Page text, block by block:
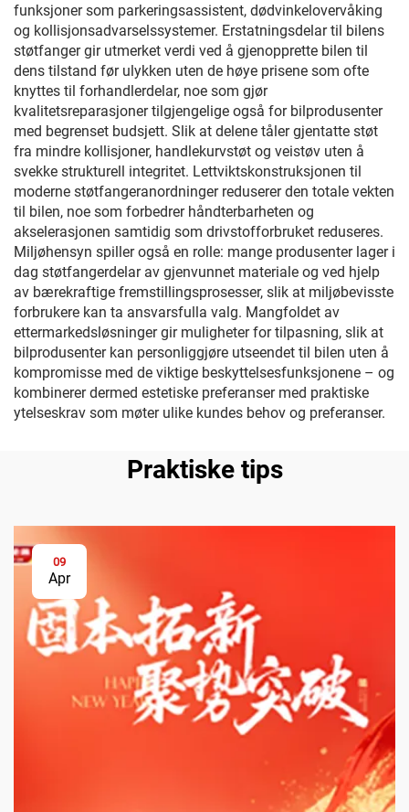
funksjoner som parkeringsassistent, dødvinkelovervåking
og kollisjonsadvarselssystemer. Erstatningsdelar til bilens
støtfanger gir utmerket verdi ved å gjenopprette bilen til
dens tilstand før ulykken uten de høye prisene som ofte
knyttes til forhandlerdelar, noe som gjør
kvalitetsreparasjoner tilgjengelige også for bilprodusenter
med begrenset budsjett. Slik at delene tåler gjentatte støt
fra mindre kollisjoner, handlekurvstøt og veistøv uten å
svekke strukturell integritet. Lettviktskonstruksjonen til
moderne støtfangeranordninger reduserer den totale vekten
til bilen, noe som forbedrer håndterbarheten og
akselerasjonen samtidig som drivstofforbruket reduseres.
Miljøhensyn spiller også en rolle: mange produsenter lager i
dag støtfangerdelar av gjenvunnet materiale og ved hjelp
av bærekraftige fremstillingsprosesser, slik at miljøbevisste
forbrukere kan ta ansvarsfulla valg. Mangfoldet av
ettermarkedsløsninger gir muligheter for tilpasning, slik at
bilprodusenter kan personliggjøre utseendet til bilen uten å
kompromisse med de viktige beskyttelsesfunksjonene – og
kombinerer dermed estetiske preferanser med praktiske
ytelseskrav som møter ulike kundes behov og preferanser.
Praktiske tips
09
Apr